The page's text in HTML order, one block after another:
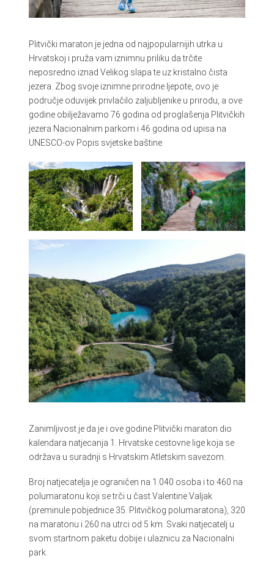
Plitvički maraton je jedna od najpopularnijih utrka u
Hrvatskoj i pruža vam iznimnu priliku da trčite
neposredno iznad Velikog slapa te uz kristalno čista
jezera. Zbog svoje iznimne prirodne ljepote, ovo je
područje oduvijek privlačilo zaljubljenike u prirodu, a ove
godine obilježavamo 76 godina od proglašenja Plitvičkih
jezera Nacionalnim parkom i 46 godina od upisa na
UNESCO-ov Popis svjetske baštine.
Zanimljivost je da je i ove godine Plitvički maraton dio
kalendara natjecanja 1. Hrvatske cestovne lige koja se
održava u suradnji s Hrvatskim Atletskim savezom.
Broj natjecatelja je ograničen na 1.040 osoba i to 460 na
polumaratonu koji se trči u čast Valentine Valjak
(preminule pobjednice 35. Plitvičkog polumaratona), 320
na maratonu i 260 na utrci od 5 km. Svaki natjecatelj u
svom startnom paketu dobije i ulaznicu za Nacionalni
park.